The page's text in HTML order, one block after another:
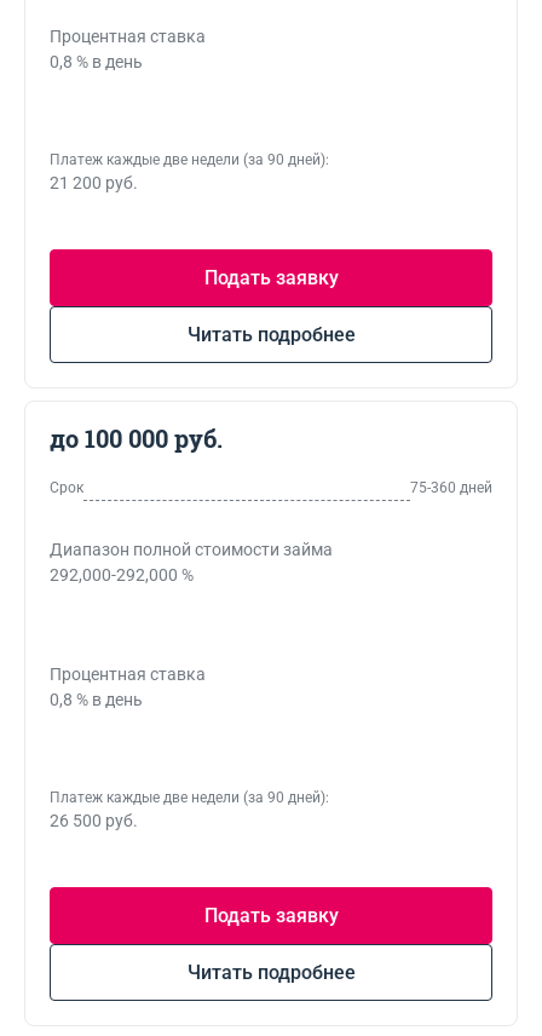
Процентная ставка
0,8 % в день
Платеж каждые две недели (за 90 дней):
21 200 руб.
Подать заявку
Читать подробнее
до 100 000 руб.
Срок 75-360 дней
Диапазон полной стоимости займа
292,000-292,000 %
Процентная ставка
0,8 % в день
Платеж каждые две недели (за 90 дней):
26 500 руб.
Подать заявку
Читать подробнее